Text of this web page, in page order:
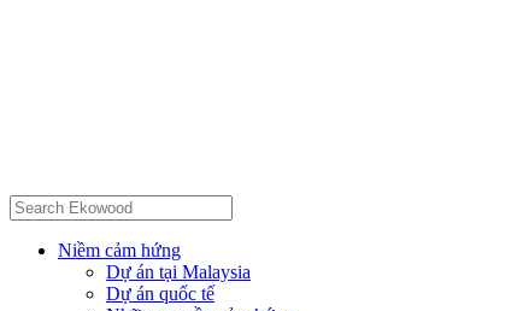
Niềm cảm hứng
Dự án tại Malaysia
Dự án quốc tế